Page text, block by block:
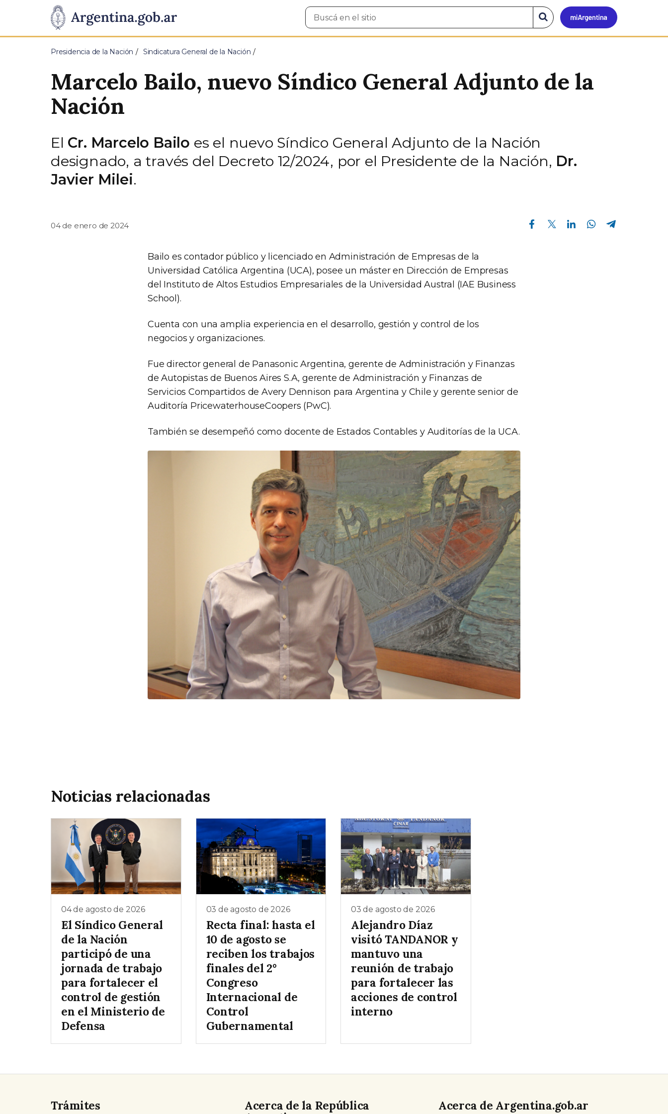
Presidencia
de
Pasar al contenido principal
Mi
Buscar
en
Buscar
en
el
Presidencia de la Nación Sindicatura General de la Nación
Marcelo Bailo, nuevo Síndico General Adjunto de la
Nación
El Cr. Marcelo Bailo es el nuevo Síndico General Adjunto de la Nación
designado, a través del Decreto 12/2024, por el Presidente de la Nación, Dr.
Javier Milei.
04 de enero de 2024
Compartir en Facebook Compartir en Twitter Compartir en Linkedin Compartir en Whatsapp
Bailo es contador público y licenciado en Administración de Empresas de la
Universidad Católica Argentina (UCA), posee un máster en Dirección de Empresas
del Instituto de Altos Estudios Empresariales de la Universidad Austral (IAE Business
School).
Cuenta con una amplia experiencia en el desarrollo, gestión y control de los
negocios y organizaciones.
Fue director general de Panasonic Argentina, gerente de Administración y Finanzas
de Autopistas de Buenos Aires S.A, gerente de Administración y Finanzas de
Servicios Compartidos de Avery Dennison para Argentina y Chile y gerente senior de
Auditoría PricewaterhouseCoopers (PwC).
También se desempeñó como docente de Estados Contables y Auditorías de la UCA.
Noticias relacionadas
04 de agosto de 2026
El Síndico General
de la Nación
participó de una
jornada de trabajo
para fortalecer el
control de gestión
en el Ministerio de
Defensa
03 de agosto de 2026
Recta final: hasta el
10 de agosto se
reciben los trabajos
finales del 2°
Congreso
Internacional de
Control
Gubernamental
03 de agosto de 2026
Alejandro Díaz
visitó TANDANOR y
mantuvo una
reunión de trabajo
para fortalecer las
acciones de control
interno
Trámites
Acerca de la República
Acerca de Argentina.gob.ar